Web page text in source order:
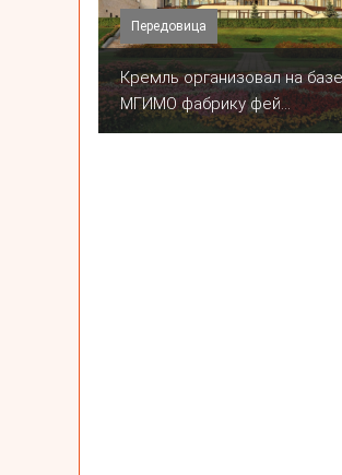
Передовица
Кремль организовал на базе
МГИМО фабрику фей...